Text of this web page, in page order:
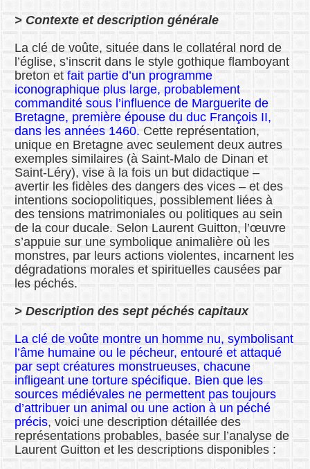
> Contexte et description générale
La clé de voûte, située dans le collatéral nord de
l’église, s’inscrit dans le style gothique flamboyant
breton etfait partie d’un programme
iconographique plus large, probablement
commandité sous l’influence de Marguerite de
Bretagne, première épouse du duc François II,
dans les années 1460. Cette représentation,
unique en Bretagne avec seulement deux autres
exemples similaires (à Saint-Malo de Dinan et
Saint-Léry), vise à la fois un but didactique –
avertir les fidèles des dangers des vices – et des
intentions sociopolitiques, possiblement liées à
des tensions matrimoniales ou politiques au sein
de la cour ducale. Selon Laurent Guitton, l’œuvre
s’appuie sur une symbolique animalière où les
monstres, par leurs actions violentes, incarnent les
dégradations morales et spirituelles causées par
les péchés.
> Description des sept péchés capitaux
La clé de voûte montre un homme nu, symbolisant
l’âme humaine ou le pécheur, entouré et attaqué
par sept créatures monstrueuses, chacune
infligeant une torture spécifique. Bien que les
sources médiévales ne permettent pas toujours
d’attribuer un animal ou une action à un péché
précis, voici une description détaillée des
représentations probables, basée sur l’analyse de
Laurent Guitton et les descriptions disponibles :